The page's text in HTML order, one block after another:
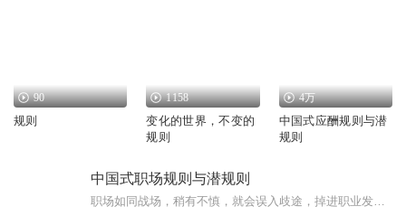
90
规则
1158
变化的世界，不变的
规则
4万
中国式应酬规则与潜
规则
中国式职场规则与潜规则